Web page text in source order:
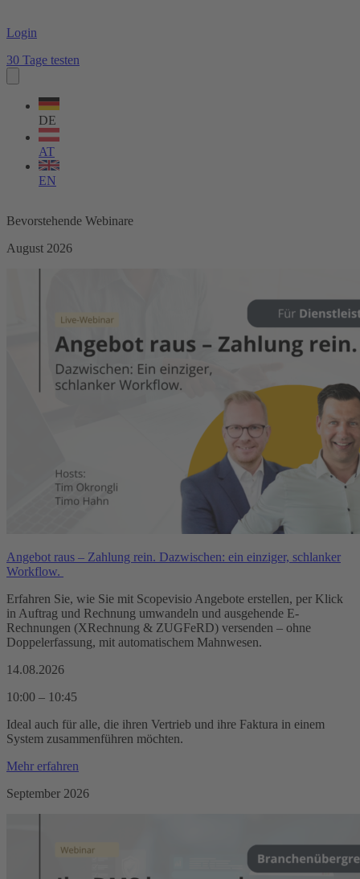
Login
30 Tage testen
Sprache
wählen
DE
AT
EN
Bevorstehende Webinare
August 2026
Angebot raus – Zahlung rein. Dazwischen: ein einziger, schlanker
Workflow.
Erfahren Sie, wie Sie mit Scopevisio Angebote erstellen, per Klick
in Auftrag und Rechnung umwandeln und ausgehende E-
Rechnungen (XRechnung & ZUGFeRD) versenden – ohne
Doppelerfassung, mit automatischem Mahnwesen.
14.08.2026
10:00 – 10:45
Ideal auch für alle, die ihren Vertrieb und ihre Faktura in einem
System zusammenführen möchten.
Mehr erfahren
September 2026